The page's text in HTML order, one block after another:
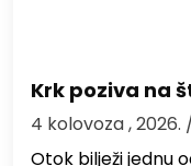
Krk poziva na
4 kolovoza , 2026.
Otok bilježi jednu